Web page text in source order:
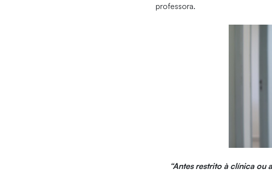
professora.
“Antes restrito à clínica ou